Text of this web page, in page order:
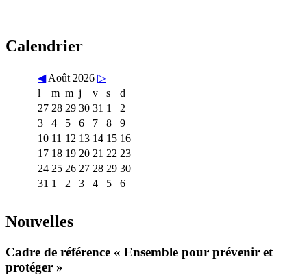
Calendrier
◀ Août 2026 ▷
l
m m j v s
d
27 28 29 30 31 1
2
3
4 5 6 7 8
9
10 11 12 13 14 15 16
17 18 19 20 21 22 23
24 25 26 27 28 29 30
31 1 2 3 4 5 6
Nouvelles
Cadre de référence « Ensemble pour prévenir et
protéger »